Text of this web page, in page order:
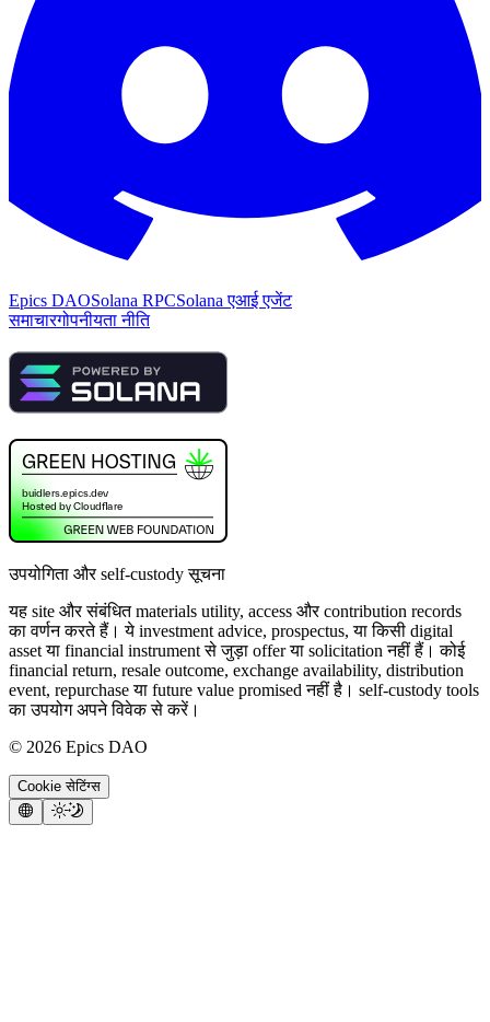
Epics DAOSolana RPCSolana एआई एजेंट
समाचारगोपनीयता नीति
उपयोगिता और self-custody सूचना
यह site और संबंधित materials utility, access और contribution records
का वर्णन करते हैं। ये investment advice, prospectus, या किसी digital
asset या financial instrument से जुड़ा offer या solicitation नहीं हैं। कोई
financial return, resale outcome, exchange availability, distribution
event, repurchase या future value promised नहीं है। self-custody tools
का उपयोग अपने विवेक से करें।
© 2026 Epics DAO
Cookie सेटिंग्स